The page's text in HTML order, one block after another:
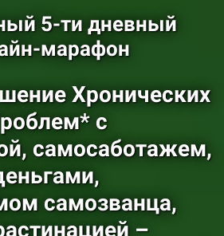
5-ти дневный
марафон
Хронических
с
самосаботажем,
самозванца,
–